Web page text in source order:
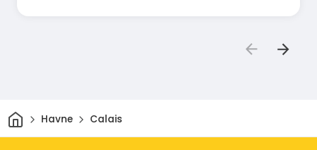
HjemHavne Calais